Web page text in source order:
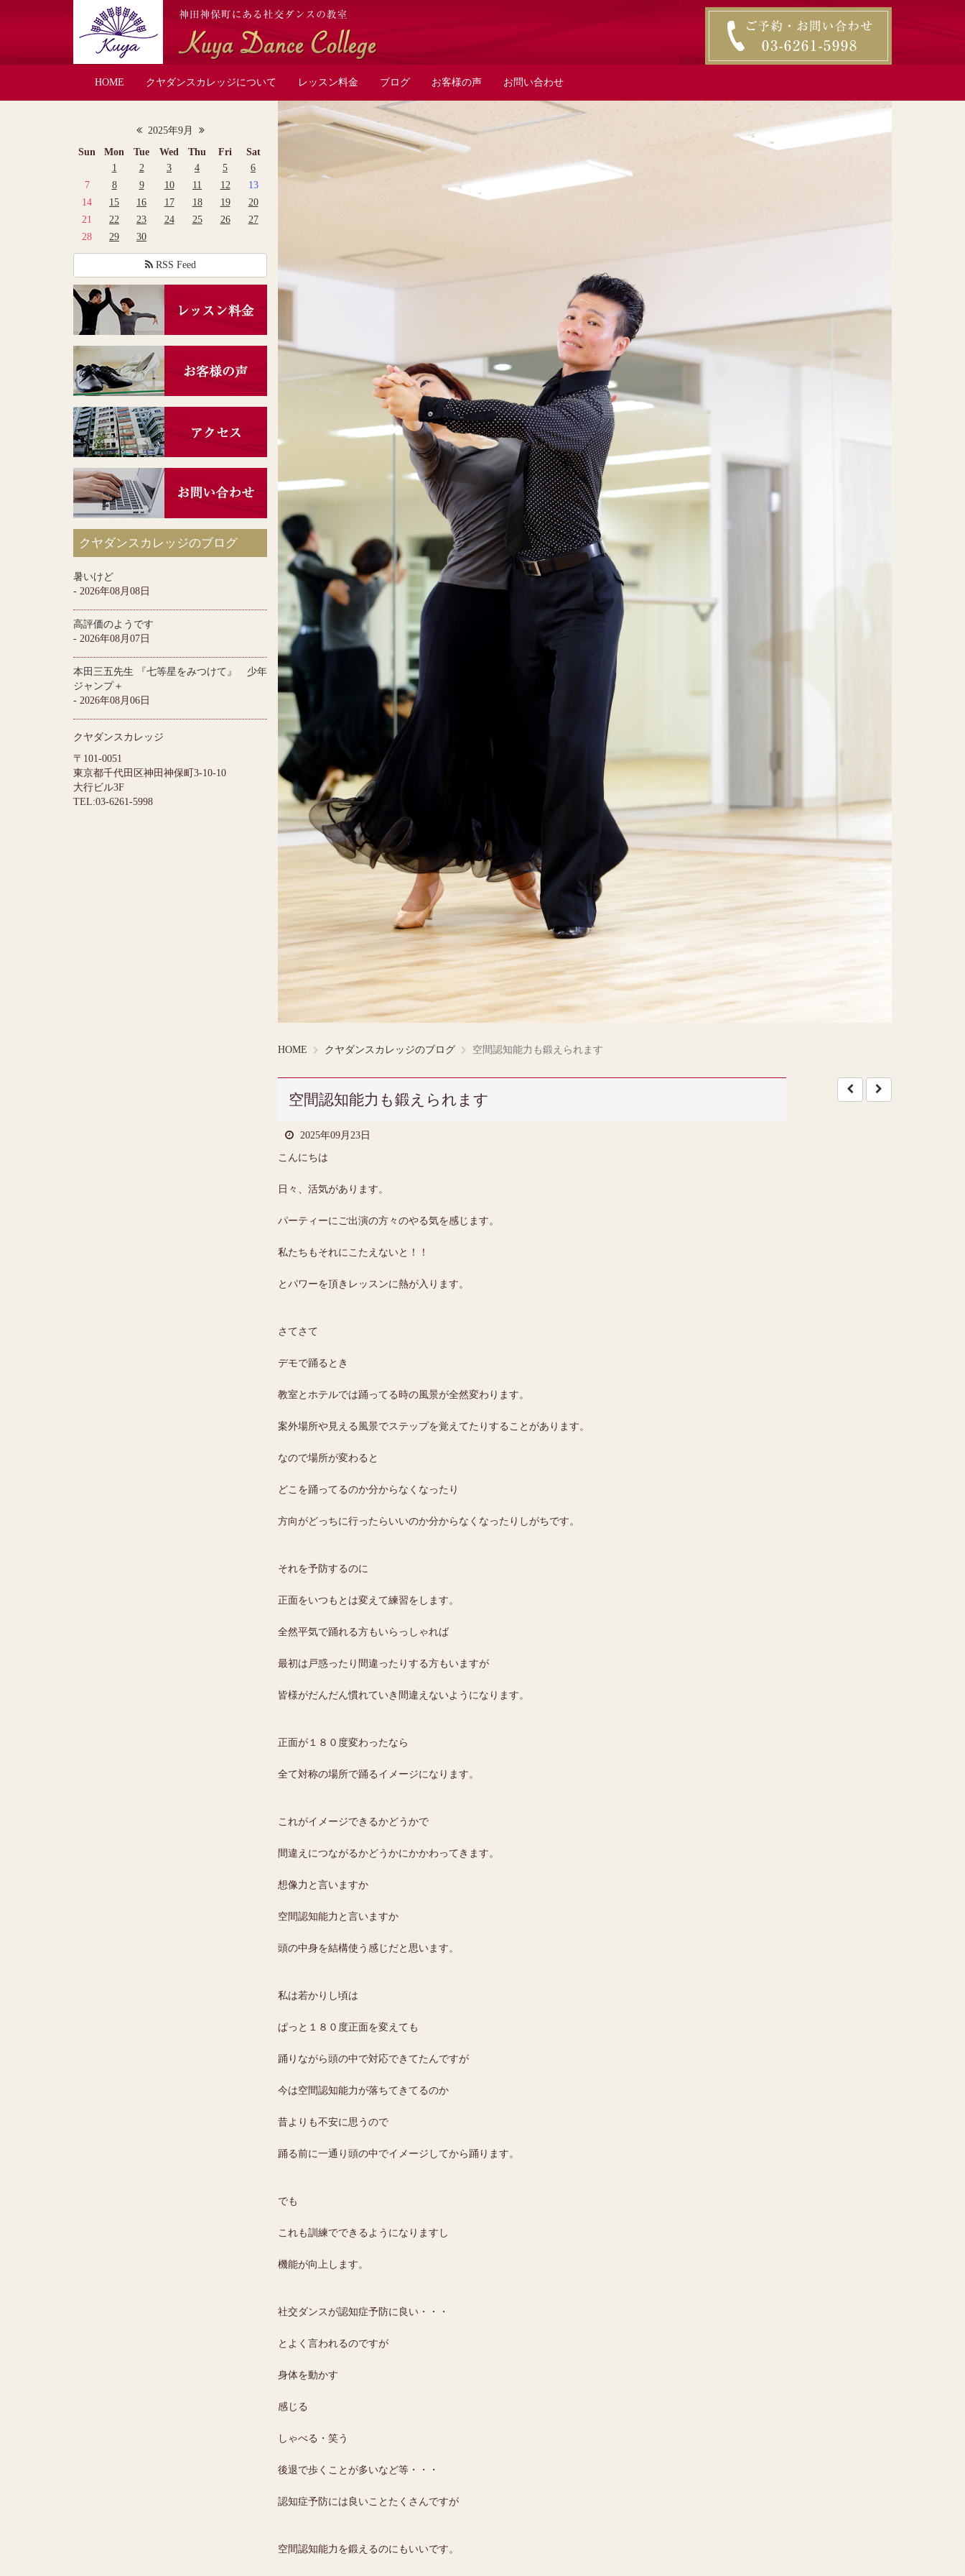
HOME クヤダンスカレッジについて レッスン料金 ブログ お客様の声 お問い合わせ
2025年9月
Sun
Mon Tue Wed Thu Fri
Sat
1
2 3 4 5
6
7
8 9 10 11 12
13
14
15 16 17 18 19
20
21
22 23 24 25 26
27
28
29 30
RSS Feed
クヤダンスカレッジのブログ
暑いけど
- 2026年08月08日
高評価のようです
- 2026年08月07日
本田三五先生 『七等星をみつけて』 少年
ジャンプ＋
- 2026年08月06日
クヤダンスカレッジ
〒101-0051
東京都千代田区神田神保町3-10-10
大行ビル3F
TEL:03-6261-5998
HOME クヤダンスカレッジのブログ 空間認知能力も鍛えられます
空間認知能力も鍛えられます
2025年09月23日
こんにちは
日々、活気があります。
パーティーにご出演の方々のやる気を感じます。
私たちもそれにこたえないと！！
とパワーを頂きレッスンに熱が入ります。
さてさて
デモで踊るとき
教室とホテルでは踊ってる時の風景が全然変わります。
案外場所や見える風景でステップを覚えてたりすることがあります。
なので場所が変わると
どこを踊ってるのか分からなくなったり
方向がどっちに行ったらいいのか分からなくなったりしがちです。
それを予防するのに
正面をいつもとは変えて練習をします。
全然平気で踊れる方もいらっしゃれば
最初は戸惑ったり間違ったりする方もいますが
皆様がだんだん慣れていき間違えないようになります。
正面が１８０度変わったなら
全て対称の場所で踊るイメージになります。
これがイメージできるかどうかで
間違えにつながるかどうかにかかわってきます。
想像力と言いますか
空間認知能力と言いますか
頭の中身を結構使う感じだと思います。
私は若かりし頃は
ぱっと１８０度正面を変えても
踊りながら頭の中で対応できてたんですが
今は空間認知能力が落ちてきてるのか
昔よりも不安に思うので
踊る前に一通り頭の中でイメージしてから踊ります。
でも
これも訓練でできるようになりますし
機能が向上します。
社交ダンスが認知症予防に良い・・・
とよく言われるのですが
身体を動かす
感じる
しゃべる・笑う
後退で歩くことが多いなど等・・・
認知症予防には良いことたくさんですが
空間認知能力を鍛えるのにもいいです。